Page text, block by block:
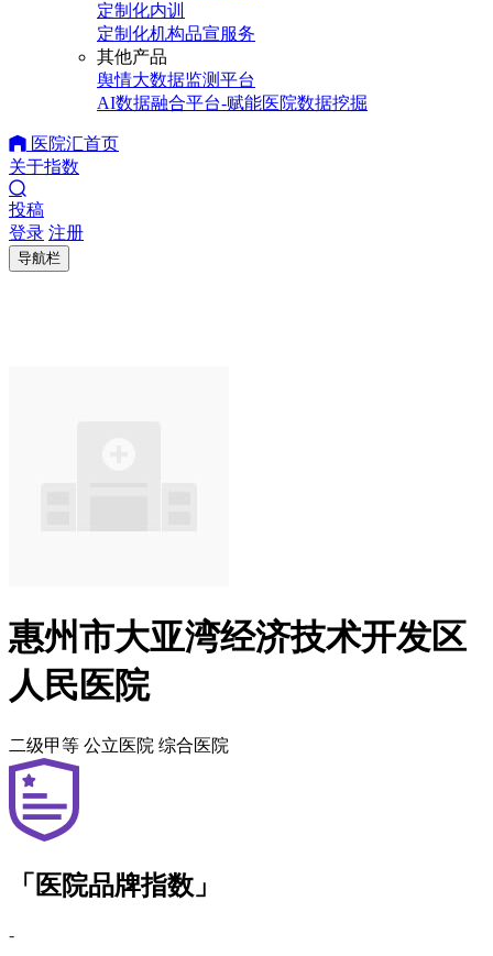
定制化内训
定制化机构品宣服务
其他产品
舆情大数据监测平台
AI数据融合平台-赋能医院数据挖掘
医院汇首页
关于指数
投稿
登录 注册
导航栏
惠州市大亚湾经济技术开发区
人民医院
二级甲等 公立医院 综合医院
「医院品牌指数」
-